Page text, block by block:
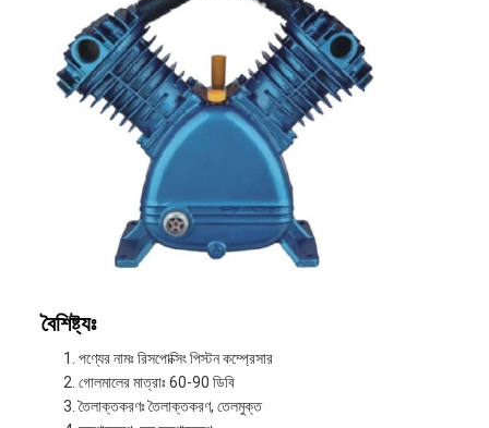
বৈশিষ্ট্যঃ
পণ্যের নামঃ রিসপোক্সিং পিস্টন কম্প্রেসার
গোলমালের মাত্রাঃ 60-90 ডিবি
তৈলাক্তকরণঃ তৈলাক্তকরণ, তেলমুক্ত